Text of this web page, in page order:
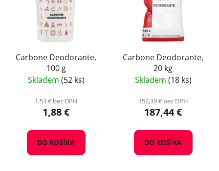
Carbone Deodorante,
100 g
Skladem (52 ks)
1,53 € bez DPH
1,88 €
DO KOŠÍKA
Carbone Deodorante,
20 kg
Skladem (18 ks)
152,39 € bez DPH
187,44 €
DO KOŠÍKA